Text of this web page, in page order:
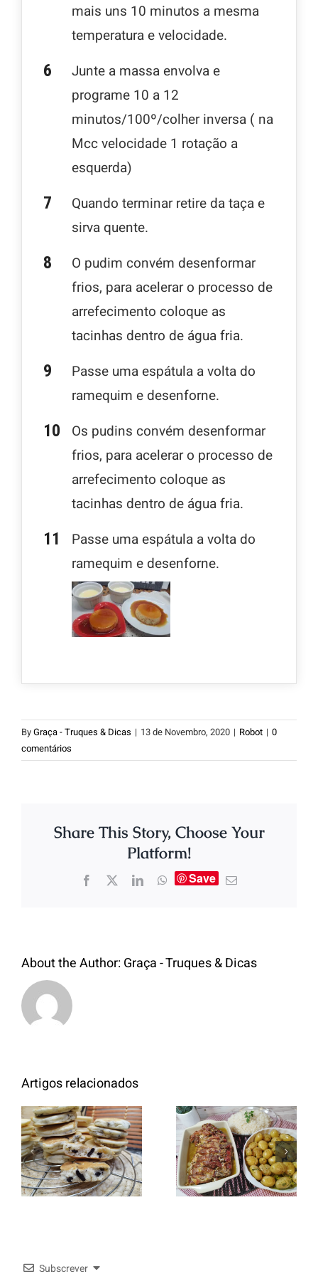
mais uns 10 minutos a mesma
temperatura e velocidade.
Junte a massa envolva e
programe 10 a 12
minutos/100º/colher inversa ( na
Mcc velocidade 1 rotação a
esquerda)
Quando terminar retire da taça e
sirva quente.
O pudim convém desenformar
frios, para acelerar o processo de
arrefecimento coloque as
tacinhas dentro de água fria.
Passe uma espátula a volta do
ramequim e desenforne.
Os pudins convém desenformar
frios, para acelerar o processo de
arrefecimento coloque as
tacinhas dentro de água fria.
Passe uma espátula a volta do
ramequim e desenforne.
ByGraça - Truques & Dicas | 13 de Novembro, 2020 | Robot | 0
comentários
Share This Story, Choose Your
Platform!
Save
About the Author:Graça - Truques & Dicas
Artigos relacionados
Panquecas
com Oreo
Entrecosto
italiano c/
batata a
murro e
Subscrever